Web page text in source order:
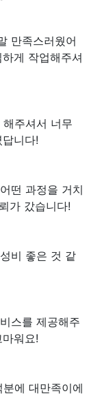
만족스러웠어
게 작업해주셔
주셔서 너무
니다!
떤 과정을 거치
가 갔습니다!
비 좋은 것 같
스를 제공해주
워요!
에 대만족이에